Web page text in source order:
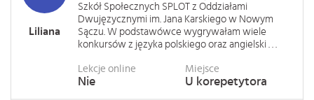
Liliana
Szkół Społecznych SPLOT z Oddziałami
Dwujęzycznymi im. Jana Karskiego w Nowym
Sączu. W podstawówce wygrywałam wiele
konkursów z języka polskiego oraz angielski . . .
Lekcje online
Nie
Miejsce
U korepetytora